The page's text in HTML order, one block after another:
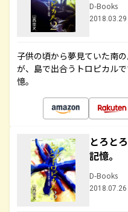
D-Books
2018.03.29
子供の頃から夢見ていた南
が、島で出合うトロピカル
憶。
とろと
記憶。
D-Books
2018.07.26